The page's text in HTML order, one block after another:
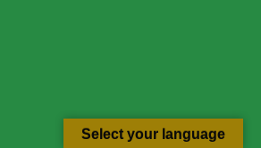
Select your language